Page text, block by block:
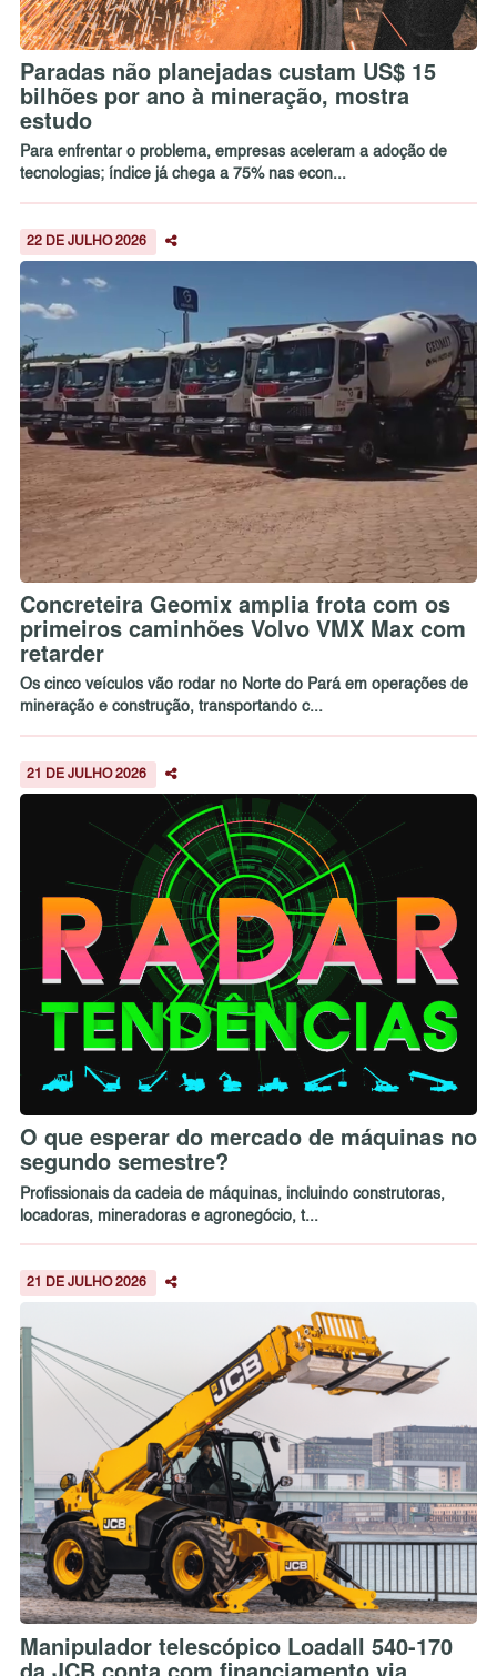
Paradas não planejadas custam US$ 15
bilhões por ano à mineração, mostra
estudo
Para enfrentar o problema, empresas aceleram a adoção de
tecnologias; índice já chega a 75% nas econ...
22 DE JULHO 2026
Concreteira Geomix amplia frota com os
primeiros caminhões Volvo VMX Max com
retarder
Os cinco veículos vão rodar no Norte do Pará em operações de
mineração e construção, transportando c...
21 DE JULHO 2026
O que esperar do mercado de máquinas no
segundo semestre?
Profissionais da cadeia de máquinas, incluindo construtoras,
locadoras, mineradoras e agronegócio, t...
21 DE JULHO 2026
Manipulador telescópico Loadall 540-170